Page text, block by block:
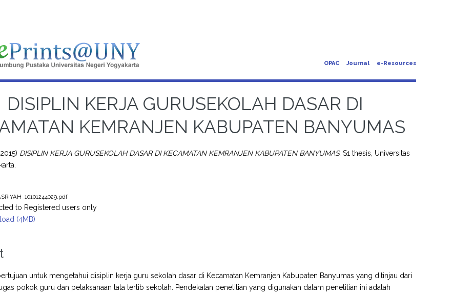
OPAC Journal e-Resources
DISIPLIN KERJA GURUSEKOLAH DASAR DI
KEMRANJEN KABUPATEN BANYUMAS
DISIPLIN KERJA GURUSEKOLAH DASAR DI KECAMATAN KEMRANJEN KABUPATEN BANYUMAS. S1 thesis, Universitas
to Registered users only
(4MB)
untuk mengetahui disiplin kerja guru sekolah dasar di Kecamatan Kemranjen Kabupaten Banyumas yang ditinjau dari
pokok guru dan pelaksanaan tata tertib sekolah. Pendekatan penelitian yang digunakan dalam penelitian ini adalah